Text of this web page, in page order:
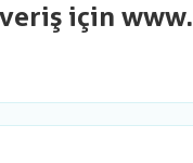
için